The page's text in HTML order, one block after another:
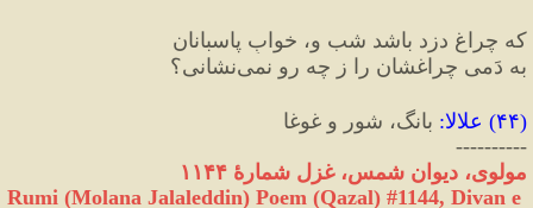
که چراغِ دزد باشد شب و، خوابِ پاسبانان
به دَمی چراغشان را ز چه رو نمی‌نشانی؟
(۴۴) علالا: بانگ، شور و غوغا
----------
مولوی، دیوان شمس، غزل شمارهٔ ۱۱۴۴
Rumi (Molana Jalaleddin) Poem (Qazal) #1144, Divan e